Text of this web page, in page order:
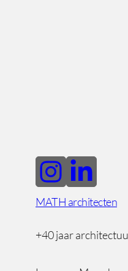
MATH architecten
+40 jaar